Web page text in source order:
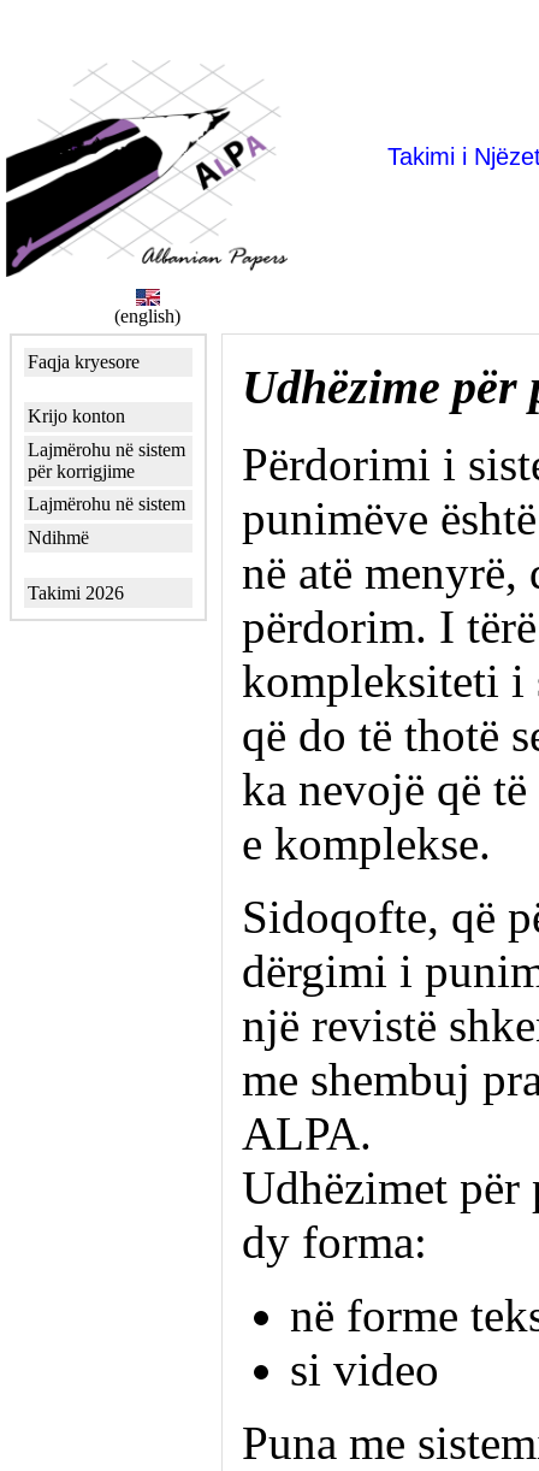
Takimi i
(english)
Faqja kryesore
Krijo konton
Lajmërohu në sistem
për korrigjime
Lajmërohu në sistem
Ndihmë
Takimi 2026
Udhëzime
Përdorimi i
punimëve
në atë menyrë,
përdorim. I
kompleksiteti i
që do të thotë
ka nevojë që
e komplekse.
Sidoqofte, që
dërgimi i
një revistë
me shembuj
ALPA.
Udhëzimet
dy forma:
në forme
si video
Puna me